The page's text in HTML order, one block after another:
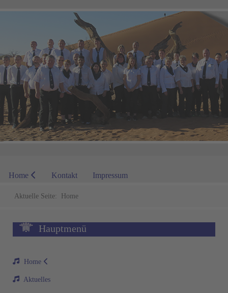
Home Kontakt Impressum
Aktuelle Seite: Home
Hauptmenü
Home
Aktuelles